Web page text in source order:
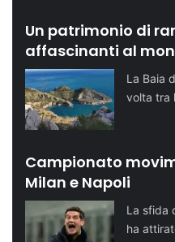
Un patrimonio di
affascinanti al
La Baia
volta tra
Campionato
Milan e Napoli
La sfida
ha